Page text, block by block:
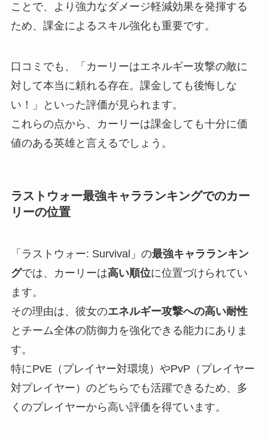
ことで、より強力なダメージ軽減効果を発揮する
ため、課金によるスキル強化も重要です。
口コミでも、「カーリーはエネルギー攻撃の敵に
対して本当に頼れる存在。課金しても後悔しな
い！」といった評価が見られます。
これらの点から、カーリーは課金しても十分に価
値のある英雄と言えるでしょう。
ラストウォー最強キャラランキングでのカー
リーの位置
「ラストウォー: Survival」の最強キャラランキン
グでは、カーリーは高い順位に位置づけられてい
ます。
その理由は、彼女のエネルギー攻撃への高い耐性
とチーム全体の防御力を強化できる能力にありま
す。
特にPvE（プレイヤー対環境）やPvP（プレイヤー
対プレイヤー）のどちらでも活躍できるため、多
くのプレイヤーから高い評価を得ています。